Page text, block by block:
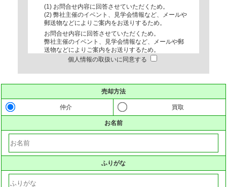
(1) お問合せ内容に回答させていただくため。
(2) 弊社主催のイベント、見学会情報など、メールや
郵送物などによりご案内をお送りするため。
お問合せ内容に回答させていただくため。
弊社主催のイベント、見学会情報など、メールや郵
送物などによりご案内をお送りするため。
の個人情報を、限定された特定の業務の範囲に限
り、協力会社に委託することがあります。但し、委
託先に開示する個人情報は、当該業務の遂行上必要
となる最小限の個人情報のみとし、かつ使用範囲も
その範囲に限定します。
3. 第三者への個人情報の提供について
情報は、弊社以外の第三者に開示または提供するこ
4. 保有個人データに関するお問合せ窓口について
個人情報の取扱いに同意する
売却方法
仲介 買取
お名前
ふりがな